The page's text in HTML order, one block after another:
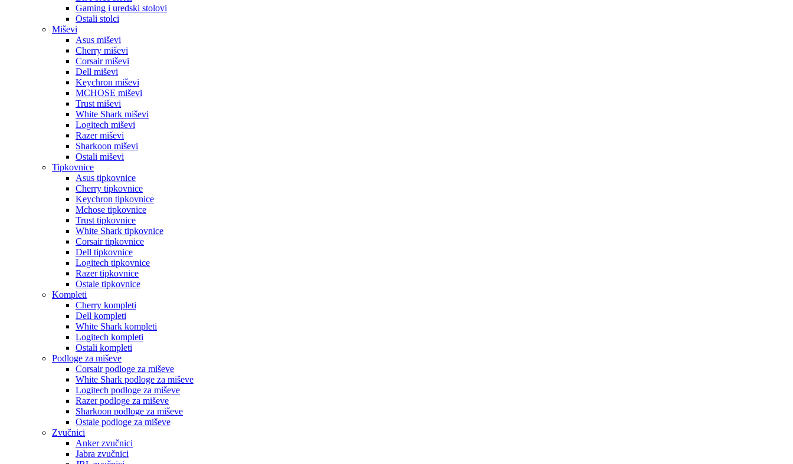
Gaming i uredski stolovi
Ostali stolci
Miševi
Asus miševi
Cherry miševi
Corsair miševi
Dell miševi
Keychron miševi
MCHOSE miševi
Trust miševi
White Shark miševi
Logitech miševi
Razer miševi
Sharkoon miševi
Ostali miševi
Tipkovnice
Asus tipkovnice
Cherry tipkovnice
Keychron tipkovnice
Mchose tipkovnice
Trust tipkovnice
White Shark tipkovnice
Corsair tipkovnice
Dell tipkovnice
Logitech tipkovnice
Razer tipkovnice
Ostale tipkovnice
Kompleti
Cherry kompleti
Dell kompleti
White Shark kompleti
Logitech kompleti
Ostali kompleti
Podloge za miševe
Corsair podloge za miševe
White Shark podloge za miševe
Logitech podloge za miševe
Razer podloge za miševe
Sharkoon podloge za miševe
Ostale podloge za miševe
Zvučnici
Anker zvučnici
Jabra zvučnici